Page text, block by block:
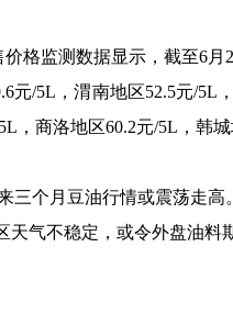
格监测数据显示，截至6月
元/5L，渭南地区52.5元/5L
，商洛地区60.2元/5L，韩
三个月豆油行情或震荡走
气不稳定，或令外盘油料